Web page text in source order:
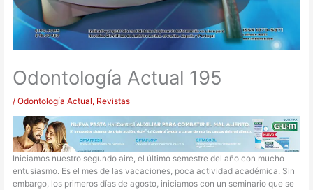
Odontología Actual 195
/Odontología Actual, Revistas
Iniciamos nuestro segundo aire, el último semestre del año con mucho
entusiasmo. Es el mes de las vacaciones, poca actividad académica. Sin
embargo, los primeros días de agosto, iniciamos con un seminario que se